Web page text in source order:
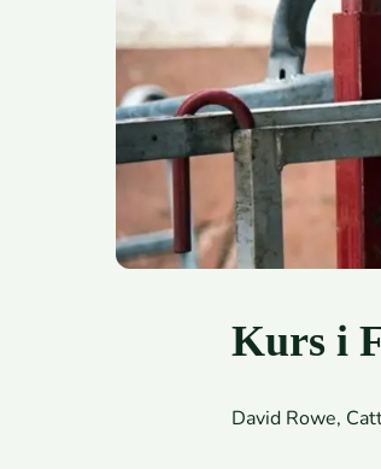
Kurs i
David Rowe,